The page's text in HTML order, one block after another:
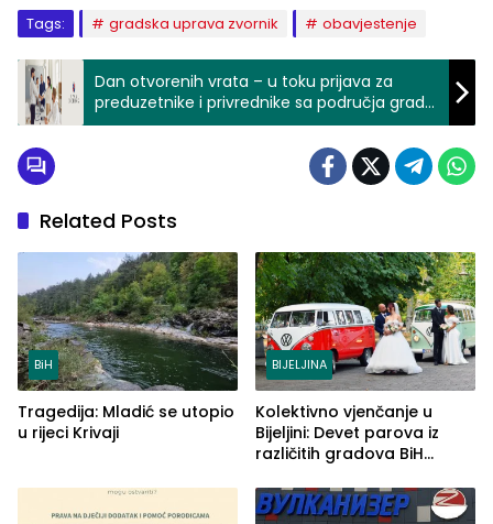
Tags: gradska uprava zvornik obavjestenje
Dan otvorenih vrata – u toku prijava za
preduzetnike i privrednike sa područja grada
Zvornika
Related Posts
BiH
Tragedija: Mladić se utopio
u rijeci Krivaji
BIJELJINA
Kolektivno vjenčanje u
Bijeljini: Devet parova iz
različitih gradova BiH